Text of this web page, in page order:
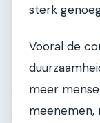
sterk
Vooral de
meer
meenemen,